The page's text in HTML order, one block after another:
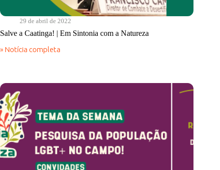
29 de abril de 2022
Salve a Caatinga! | Em Sintonia com a Natureza
» Notícia completa
Salve
Em
Sintonia
com
a
Natureza